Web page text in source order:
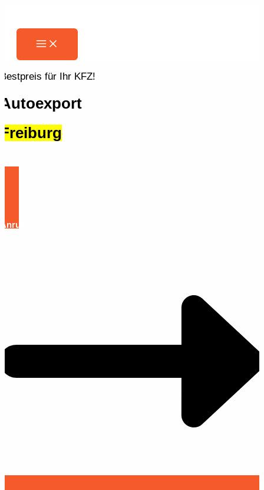
springen
Main
Menu
Bestpreis für Ihr KFZ!
Autoexport
Freiburg
Anrufen